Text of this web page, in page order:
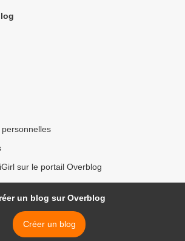
sur le portail Overblog
un blog sur Overblog
Créer un blog